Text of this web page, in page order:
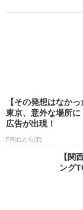
【その発想はなか
東京、意外な場所に
広告が出現！
PR(ねとらぼ)
【関
ング